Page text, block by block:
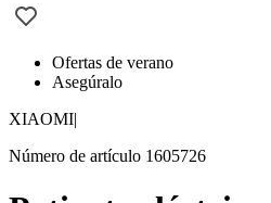
Ofertas de verano
Asegúralo
XIAOMI|
Número de artículo 1605726